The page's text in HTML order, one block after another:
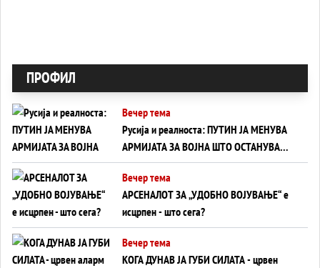
ПРОФИЛ
Вечер тема
Русија и реалноста: ПУТИН ЈА МЕНУВА
АРМИЈАТА ЗА ВОЈНА ШТО ОСТАНУВА
БЕЗ ФРОНТ
Вечер тема
АРСЕНАЛОТ ЗА „УДОБНО ВОЈУВАЊЕ“ е
исцрпен - што сега?
Вечер тема
КОГА ДУНАВ ЈА ГУБИ СИЛАТА - црвен